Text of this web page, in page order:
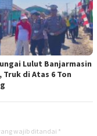
Lulut Banjarmasin
Truk di Atas 6 Ton
wajib ditandai *